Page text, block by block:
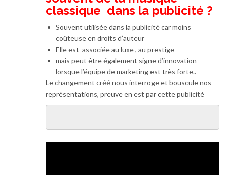
classique dans la publicité ?
Souvent utilisée dans la publicité car moins
coûteuse en droits d’auteur
Elle est associée au luxe , au prestige
mais peut être également signe d’innovation
lorsque l’équipe de marketing est très forte..
Le changement créé nous interroge et bouscule nos
représentations, preuve en est par cette publicité